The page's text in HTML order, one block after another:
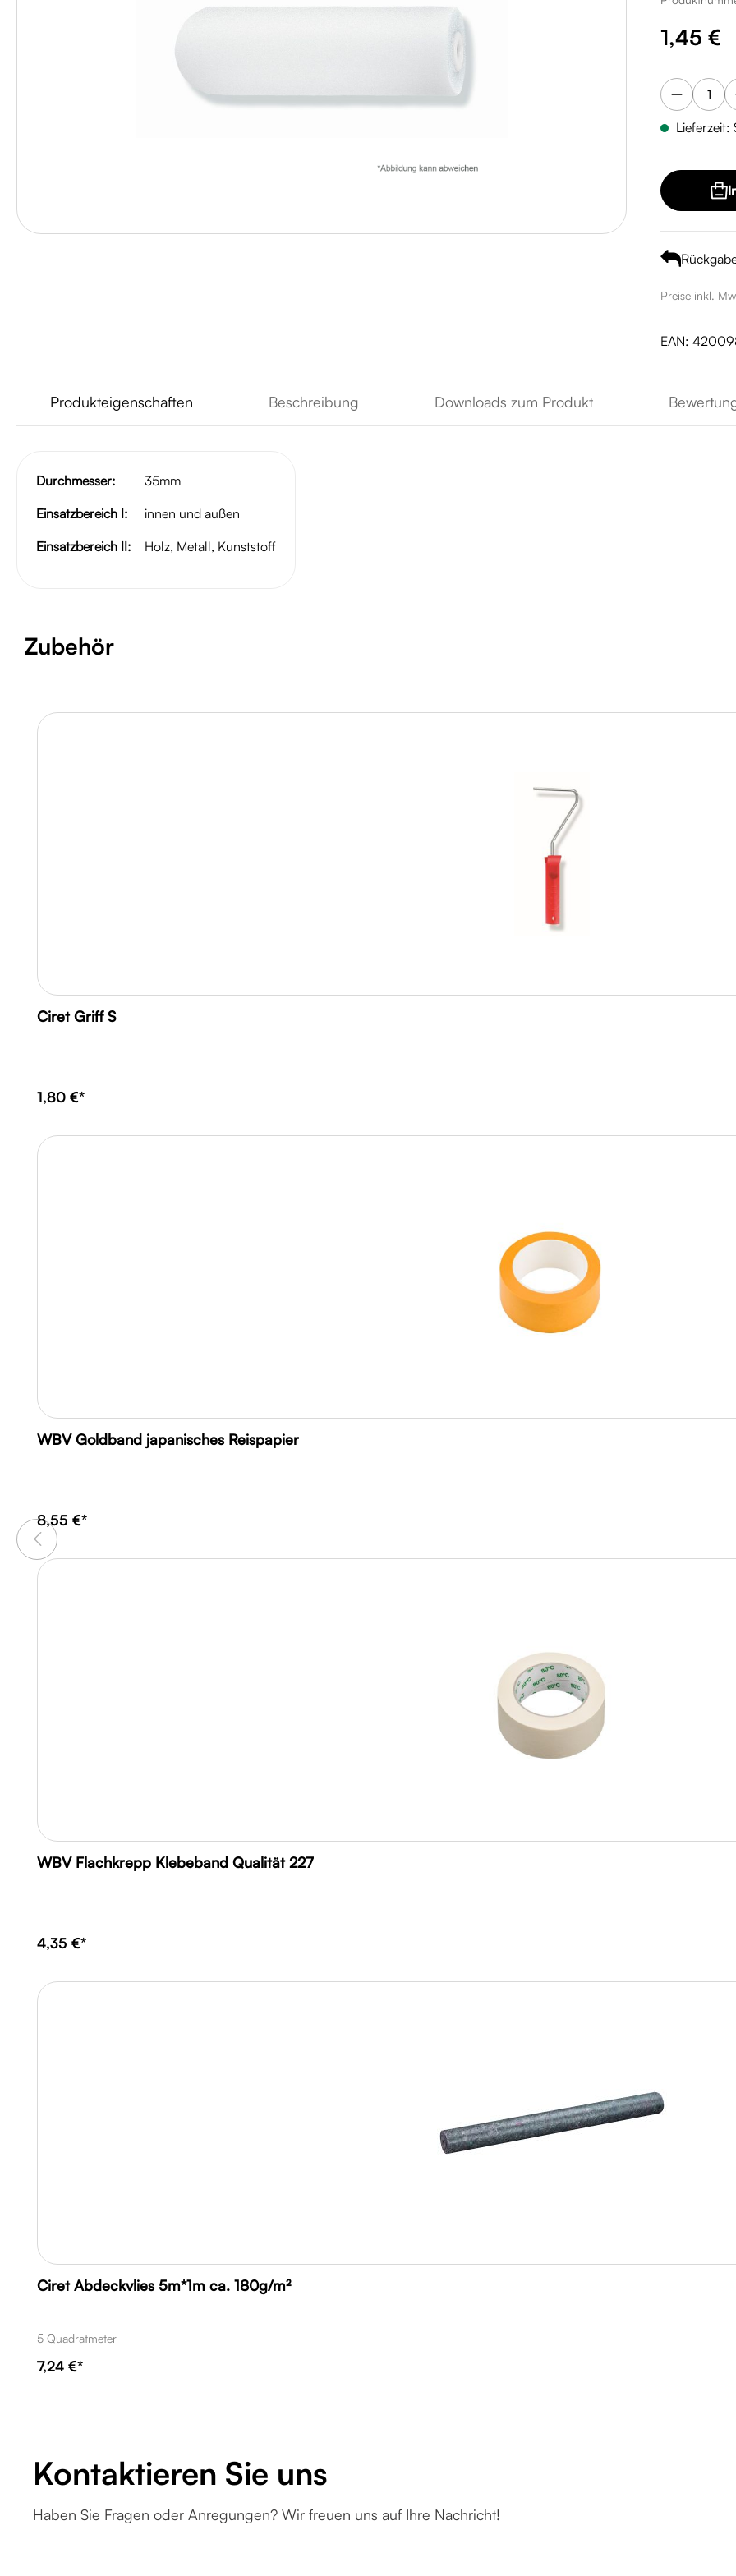
Regulärer
1,45 €
Lieferzeit:
Preise inkl.
EAN:
Produkteigenschaften Beschreibung Downloads zum Produkt
Durchmesser:
35mm
Einsatzbereich I:
innen und außen
Einsatzbereich II:
Holz, Metall, Kunststoff
Ciret Griff S
1,80 €*
WBV Goldband japanisches Reispapier
8,55 €*
WBV Flachkrepp Klebeband Qualität 227
4,35 €*
Ciret Abdeckvlies 5m*1m ca. 180g/m²
5 Quadratmeter
7,24 €*
Kontaktieren Sie uns
Haben Sie Fragen oder Anregungen? Wir freuen uns auf Ihre Nachricht!